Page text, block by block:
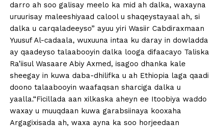
darro ah soo galisay meelo ka mid ah dalka, waxayna
uruurisay maleeshiyaad calool u shaqeystayaal ah, si
dalka u carqaladeeyso” ayuu yiri Wasiir Cabdiraxmaan
Yuusuf Al-cadaala, wuxuuna intaa ku daray in dowladda
ay qaadeyso talaabooyin dalka looga difaacayo Taliska
Ra’iisul Wasaare Abiy Axmed, isagoo dhanka kale
sheegay in kuwa daba-dhilifka u ah Ethiopia laga qaadi
doono talaabooyin waafaqsan sharciga dalka u
yaalla.“Ficillada aan xilkaska aheyn ee Itoobiya waddo
waxay u muuqdaan kuwa garabsiinaya kooxaha
Argagixisada ah, waxa ayna ka soo horjeedaan